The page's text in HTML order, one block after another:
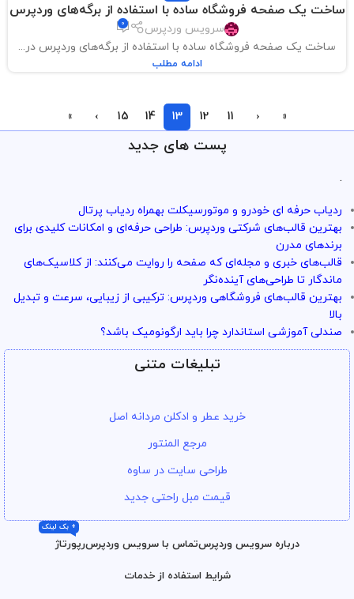
ساخت یک صفحه فروشگاه ساده با استفاده از برگه‌های وردپرس
سرویس وردپرس 0
ساخت یک صفحه فروشگاه ساده با استفاده از برگه‌های وردپرس در...
ادامه مطلب
«
‹
11
12
13
14
15
›
»
پست های جدید
.
ردیاب حرفه ای خودرو و موتورسیکلت بهمراه ردیاب پرتال
بهترین قالب‌های شرکتی وردپرس: طراحی حرفه‌ای و امکانات کلیدی برای
برندهای مدرن
قالب‌های خبری و مجله‌ای که صفحه را روایت می‌کنند: از کلاسیک‌های
ماندگار تا طراحی‌های آینده‌نگر
بهترین قالب‌های فروشگاهی وردپرس: ترکیبی از زیبایی، سرعت و تبدیل
بالا
صندلی آموزشی استاندارد چرا باید ارگونومیک باشد؟
تبلیغات متنی
خرید عطر و ادکلن مردانه اصل
مرجع المنتور
طراحی سایت در ساوه
قیمت مبل راحتی جدید
درباره سرویس وردپرستماس با سرویس وردپرسرپورتاژ
+ بک لینک
شرایط استفاده از خدمات